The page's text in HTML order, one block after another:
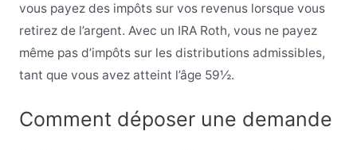
vous payez des impôts sur vos revenus lorsque vous
retirez de l’argent. Avec un IRA Roth, vous ne payez
même pas d’impôts sur les distributions admissibles,
tant que vous avez atteint l’âge 59½.
Comment déposer une demande